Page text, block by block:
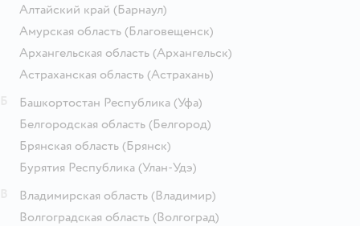
Алтайский край (Барнаул)
Амурская область (Благовещенск)
Архангельская область (Архангельск)
Астраханская область (Астрахань)
Башкортостан Республика (Уфа)
Белгородская область (Белгород)
Брянская область (Брянск)
Бурятия Республика (Улан-Удэ)
Владимирская область (Владимир)
Волгоградская область (Волгоград)